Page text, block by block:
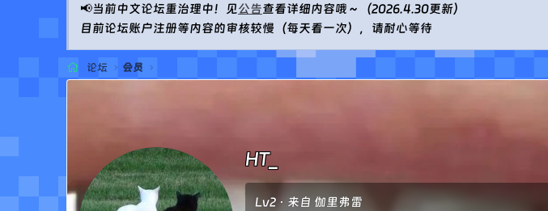
📢当前中文论坛重治理中！见公告查看详细内容哦～（2026.4.30更新）
目前论坛账户注册等内容的审核较慢（每天看一次），请耐心等待
论坛 会员
HT_
Lv2 · 来自 伽里弗雷